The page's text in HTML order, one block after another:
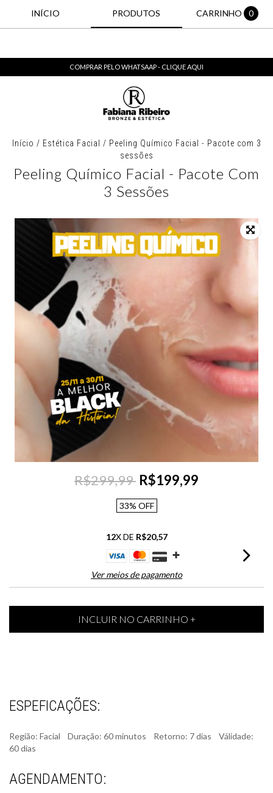
INÍCIO PRODUTOS CARRINHO 0
COMPRAR PELO WHATSAAP - CLIQUE AQUI
Início / Estética Facial / Peeling Químico Facial - Pacote com 3
sessões
Peeling Químico Facial - Pacote Com
3 Sessões
R$299,99 R$199,99
33% OFF
12X DE R$20,57
Ver meios de pagamento
ESPEFICAÇÕES:
Região: Facial Duração: 60 minutos Retorno: 7 dias Válidade:
60 dias
AGENDAMENTO: